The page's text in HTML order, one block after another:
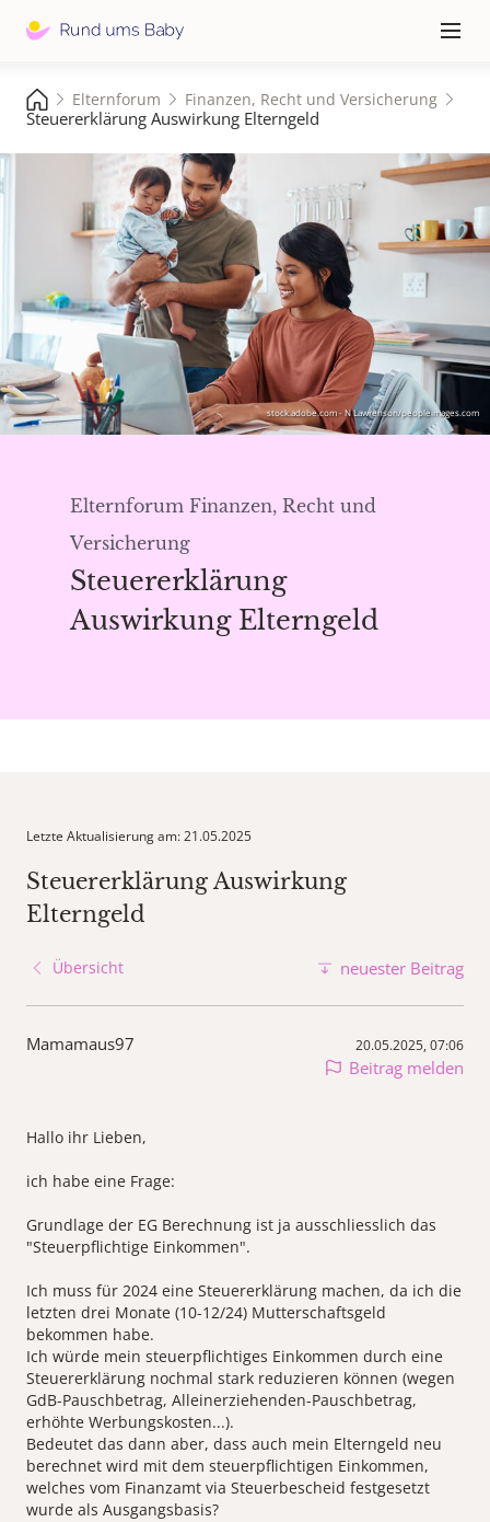
≡
Elternforum Finanzen, Recht und Versicherung
Steuererklärung Auswirkung Elterngeld
Elternforum Finanzen, Recht und
Versicherung
Steuererklärung
Auswirkung Elterngeld
stock.adobe.com - N Lawrenson/peopleimages.com
Letzte Aktualisierung am: 21.05.2025
Steuererklärung Auswirkung
Elterngeld
Übersicht neuester Beitrag
Mamamaus97 20.05.2025, 07:06
Beitrag melden
Hallo ihr Lieben,
ich habe eine Frage:
Grundlage der EG Berechnung ist ja ausschliesslich das
"Steuerpflichtige Einkommen".
Ich muss für 2024 eine Steuererklärung machen, da ich die
letzten drei Monate (10-12/24) Mutterschaftsgeld
bekommen habe.
Ich würde mein steuerpflichtiges Einkommen durch eine
Steuererklärung nochmal stark reduzieren können (wegen
GdB-Pauschbetrag, Alleinerziehenden-Pauschbetrag,
erhöhte Werbungskosten...).
Bedeutet das dann aber, dass auch mein Elterngeld neu
berechnet wird mit dem steuerpflichtigen Einkommen,
welches vom Finanzamt via Steuerbescheid festgesetzt
wurde als Ausgangsbasis?